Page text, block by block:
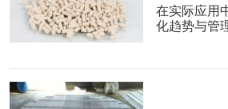
在实际应用
化趋势与管